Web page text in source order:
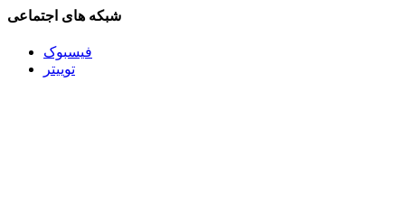
شبکه های اجتماعی
فیسبوک
توییتر